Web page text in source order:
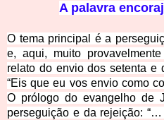
A palavra
O tema principal é a
e, aqui, muito
relato do envio dos setenta e
“Eis que eu vos envio como
O prólogo do evangelho de
perseguição e da rejeição: